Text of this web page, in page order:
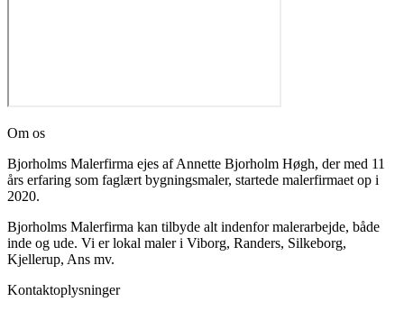
Om os
Bjorholms Malerfirma ejes af Annette Bjorholm Høgh, der med 11
års erfaring som faglært bygningsmaler, startede malerfirmaet op i
2020.
Bjorholms Malerfirma kan tilbyde alt indenfor malerarbejde, både
inde og ude. Vi er lokal maler i Viborg, Randers, Silkeborg,
Kjellerup, Ans mv.
Kontaktoplysninger​